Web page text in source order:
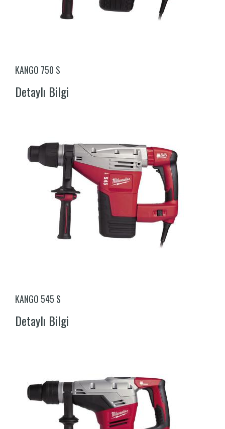
KANGO 750 S
Detaylı Bilgi
KANGO 545 S
Detaylı Bilgi